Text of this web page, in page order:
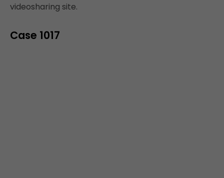
videosharing site.
Case 1017